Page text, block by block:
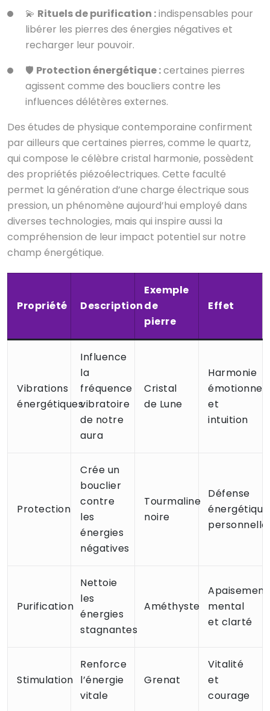
💫 Rituels de purification :indispensables pour
libérer les pierres des énergies négatives et
recharger leur pouvoir.
🛡️ Protection énergétique :certaines pierres
agissent comme des boucliers contre les
influences délétères externes.
Des études de physique contemporaine confirment
par ailleurs que certaines pierres, comme le quartz,
qui compose le célèbre cristal harmonie, possèdent
des propriétés piézoélectriques. Cette faculté
permet la génération d’une charge électrique sous
pression, un phénomène aujourd’hui employé dans
diverses technologies, mais qui inspire aussi la
compréhension de leur impact potentiel sur notre
champ énergétique.
Propriété Description
Exemple
de
pierre
Effet
Vibrations
énergétiques
Influence
la
fréquence
vibratoire
de notre
aura
Cristal
de Lune
Harmonie
et
intuition
Protection
Crée un
bouclier
contre
les
énergies
négatives
Tourmaline
noire
Défense
énergétique
personnelle
Purification
Nettoie
les
énergies
stagnantes
Améthyste
Apaisement
mental
et clarté
Stimulation
Renforce
l’énergie
vitale
Grenat
Vitalité
et
courage